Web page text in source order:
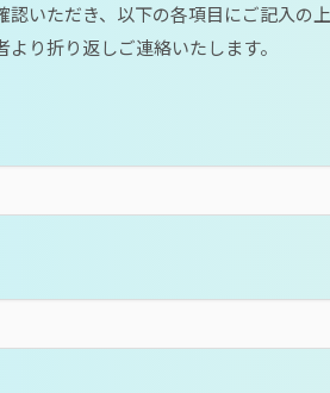
認いただき、以下の各項目にご記入
り折り返しご連絡いたします。